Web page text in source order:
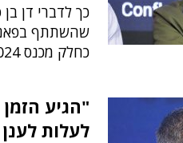
כך לדברי דן
כחלק מכנס AI eGOV 2024 של אנשים ומחשבים
"הגיע
לעלות